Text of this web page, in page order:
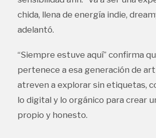
chida, llena de energía indie,
adelantó.
“Siempre estuve aquí” confirma
pertenece a esa generación de
atreven a explorar sin etiquetas,
lo digital y lo orgánico para crear
propio y honesto.